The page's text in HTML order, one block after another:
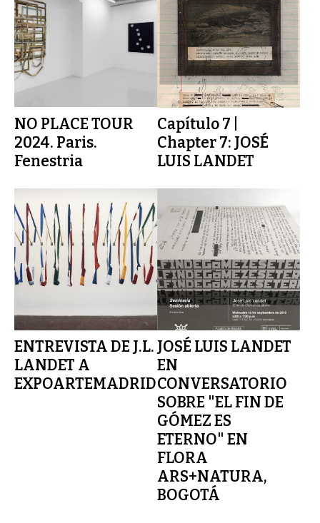
NO PLACE TOUR
2024. Paris.
Fenestria
Capítulo 7 |
Chapter 7: JOSÉ
LUIS LANDET
ENTREVISTA DE J.L.
LANDET A
EXPOARTEMADRID
JOSÉ LUIS LANDET
EN
CONVERSATORIO
SOBRE "EL FIN DE
GÓMEZ ES
ETERNO" EN
FLORA
ARS+NATURA,
BOGOTÁ